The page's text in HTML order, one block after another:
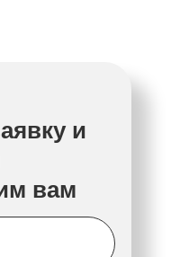
и
вам